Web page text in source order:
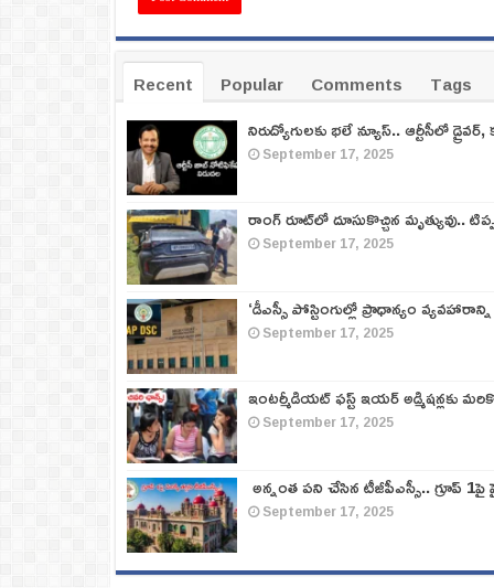
Recent Popular Comments
Tags
నిరుద్యోగులకు భలే న్యూస్.. ఆర్టీసీలో
September 17, 2025
రాంగ్ రూట్‌లో దూసుకొచ్చిన మృత్యువు..
September 17, 2025
‘డీఎస్సీ పోస్టింగుల్లో ప్రాధాన్యం
September 17, 2025
ఇంటర్మీడియట్ ఫస్ట్‌ ఇయర్‌ అడ్మిషన్లకు
September 17, 2025
అన్నంత పని చేసిన టీజీపీఎస్సీ.. గ్రూప్‌
September 17, 2025